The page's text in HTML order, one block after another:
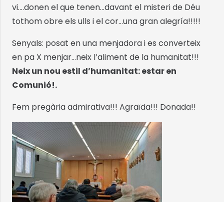
vi….donen el que tenen…davant el misteri de Déu
tothom obre els ulls i el cor…una gran alegría!!!!!
Senyals: posat en una menjadora i es converteix
en pa X menjar…neix l’aliment de la humanitat!!!
Neix un nou estil d’humanitat: estar en
Comunió!.
Fem pregària admirativa!!! Agraïda!!! Donada!!